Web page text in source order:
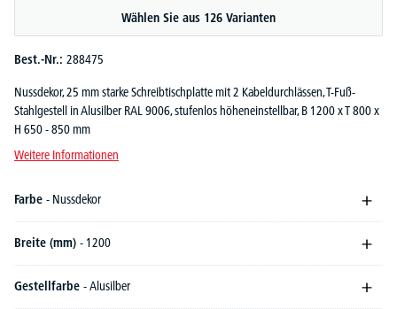
Wählen Sie aus 126 Varianten
Best.-Nr.: 288475
Nussdekor, 25 mm starke Schreibtischplatte mit 2 Kabeldurchlässen, T-Fuß-
Stahlgestell in Alusilber RAL 9006, stufenlos höheneinstellbar, B 1200 x T 800 x
H 650 - 850 mm
Weitere Informationen
Farbe - Nussdekor
Breite (mm) - 1200
Gestellfarbe - Alusilber